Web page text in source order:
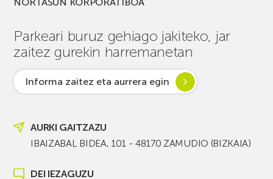
NORTASUN KORPORATIBOA
Parkeari buruz gehiago jakiteko, jar
zaitez gurekin harremanetan
Informa zaitez eta aurrera egin
AURKI GAITZAZU
IBAIZABAL BIDEA, 101 - 48170 ZAMUDIO (BIZKAIA)
DEI IEZAGUZU